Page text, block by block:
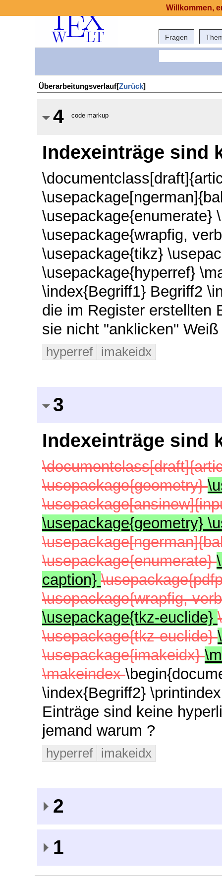
Fragen
Überarbeitungsverlauf[Zurück]
4 code markup
Indexeinträge sind
\usepackage{enumerate}
\usepackage{wrapfig,
\usepackage{tikz}
\usepackage{hyperref}
\index{Begriff1} Begriff2
die im Register erstellten
sie nicht "anklicken"
hyperref imakeidx
3
Indexeinträge sind
\usepackage{geometry}
\usepackage{geometry}
\usepackage{enumerate}
caption}
\usepackage{wrapfig,
\usepackage{tkz-euclide}
\usepackage{tkz-euclide}
\usepackage{imakeidx}
\makeindex
\index{Begriff2}
Einträge sind keine
jemand warum ?
hyperref imakeidx
2
1
Willkommen,